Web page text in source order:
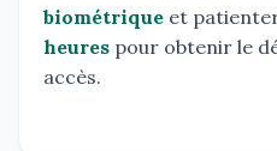
biométrique et
heures pour obtenir le
accès.